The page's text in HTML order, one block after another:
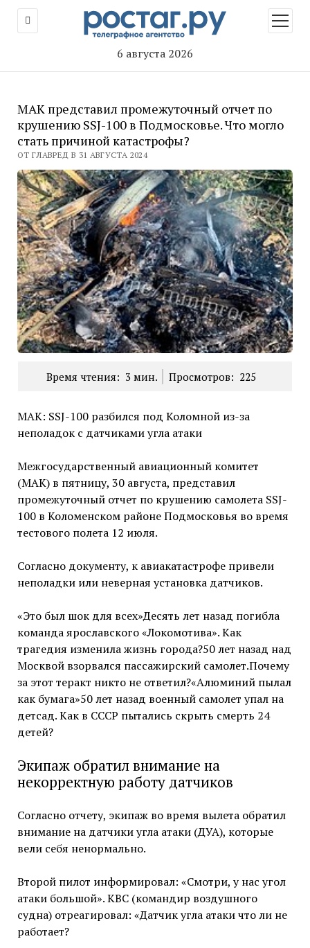
6 августа 2026
меню
МАК представил промежуточный отчет по
крушению SSJ-100 в Подмосковье. Что могло
стать причиной катастрофы?
ОТ ГЛАВРЕД В 31 АВГУСТА 2024
Время чтения: 3 мин. Просмотров: 225
МАК: SSJ-100 разбился под Коломной из-за
неполадок с датчиками угла атаки
Межгосударственный авиационный комитет
(МАК) в пятницу, 30 августа, представил
промежуточный отчет по крушению самолета SSJ-
100 в Коломенском районе Подмосковья во время
тестового полета 12 июля.
Согласно документу, к авиакатастрофе привели
неполадки или неверная установка датчиков.
«Это был шок для всех»Десять лет назад погибла
команда ярославского «Локомотива». Как
трагедия изменила жизнь города?50 лет назад над
Москвой взорвался пассажирский самолет.Почему
за этот теракт никто не ответил?«Алюминий пылал
как бумага»50 лет назад военный самолет упал на
детсад. Как в СССР пытались скрыть смерть 24
детей?
Экипаж обратил внимание на
некорректную работу датчиков
Согласно отчету, экипаж во время вылета обратил
внимание на датчики угла атаки (ДУА), которые
вели себя ненормально.
Второй пилот информировал: «Смотри, у нас угол
атаки большой». КВС (командир воздушного
судна) отреагировал: «Датчик угла атаки что ли не
работает?